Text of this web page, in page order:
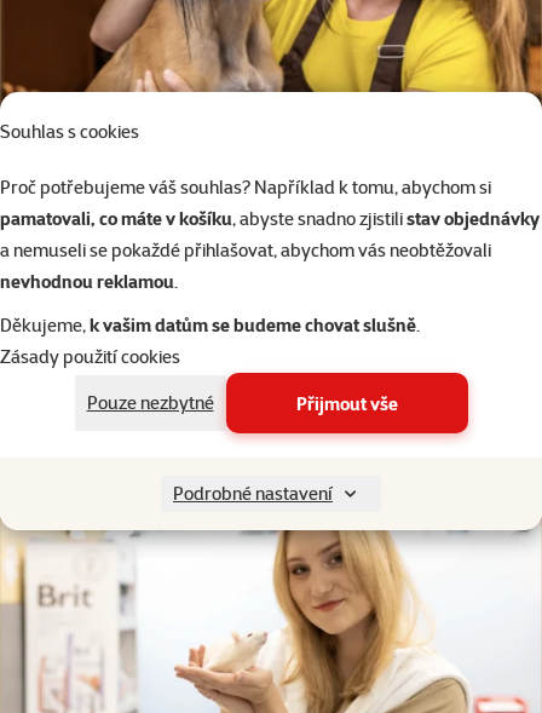
Souhlas s cookies
Proč potřebujeme váš souhlas? Například k tomu, abychom si
pamatovali, co máte v košíku, abyste snadno zjistilistav objednávky
a nemuseli se pokaždé přihlašovat, abychom vás neobtěžovali
nevhodnou reklamou.
Děkujeme,k vašim datům se budeme chovat slušně.
Zásady použití cookies
Pouze nezbytné
Přijmout vše
Podrobné nastavení
Navštivte náš
Super zoo salon
kompletní péče o vašeho psa, od zastřihnutí drápků až po
vyčištění žlázek